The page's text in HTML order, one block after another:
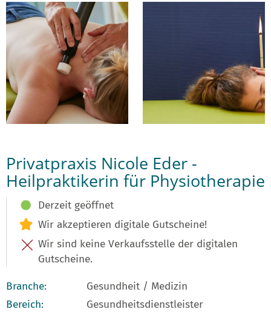
Privatpraxis Nicole Eder -
Heilpraktikerin für Physiotherapie
Derzeit geöffnet
Wir akzeptieren digitale Gutscheine!
Wir sind keine Verkaufsstelle der digitalen
Gutscheine.
Branche:
Gesundheit / Medizin
Bereich:
Gesundheitsdienstleister